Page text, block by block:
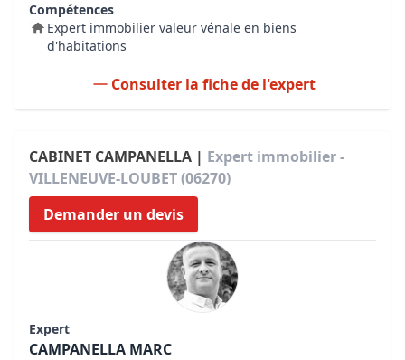
Compétences
Expert immobilier valeur vénale en biens
d'habitations
Consulter la fiche de l'expert
CABINET CAMPANELLA | Expert immobilier -
VILLENEUVE-LOUBET (06270)
Demander un devis
Expert
CAMPANELLA MARC